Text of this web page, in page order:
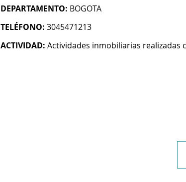
DEPARTAMENTO: BOGOTA
TELÉFONO: 3045471213
ACTIVIDAD: Actividades inmobiliarias